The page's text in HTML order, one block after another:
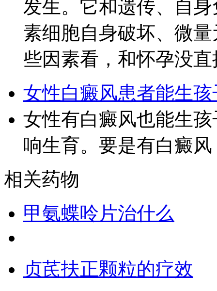
发生。它和遗传、自
素细胞自身破坏、微
些因素看，和怀孕没
女性白癜风患者能生孩
女性有白癜风也能生
响生育。要是有白癜
相关药物
甲氨蝶呤片治什么
贞芪扶正颗粒的疗效